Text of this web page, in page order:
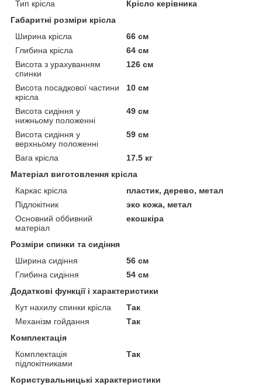
Тип крісла
Крісло керівника
Габаритні розміри крісла
Ширина крісла
66 см
Глибина крісла
64 см
Висота з урахуванням
спинки
126 см
Висота посадкової частини
крісла
10 см
Висота сидіння у
нижньому положенні
49 см
Висота сидіння у
верхньому положенні
59 см
Вага крісла
17.5 кг
Матеріал виготовлення крісла
Каркас крісла
пластик, дерево, метал
Підлокітник
эко кожа, метал
Основний оббивний
матеріал
екошкіра
Розміри спинки та сидіння
Ширина сидіння
56 см
Глибина сидіння
54 см
Додаткові функції і характеристики
Кут нахилу спинки крісла
Так
Механізм гойдання
Так
Комплектація
Комплектація
підлокітниками
Так
Користувальницькі характеристики